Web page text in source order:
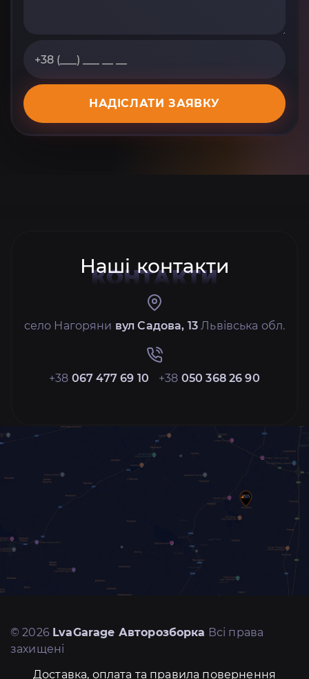
НАДІСЛАТИ ЗАЯВКУ
Наші контакти
КОНТАКТИ
село Нагоряни вул Садова, 13 Львівська обл.
+38 067 477 69 10 +38 050 368 26 90
© 2026 LvaGarage Авторозборка Всі права
захищені
Доставка, оплата та правила повернення